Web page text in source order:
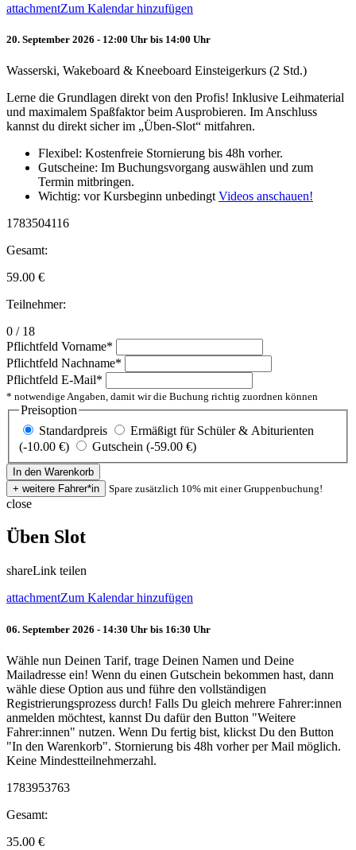
attachmentZum Kalendar hinzufügen
20. September 2026 - 12:00 Uhr bis 14:00 Uhr
Wasserski, Wakeboard & Kneeboard Einsteigerkurs (2 Std.)
Lerne die Grundlagen direkt von den Profis! Inklusive Leihmaterial
und maximalem Spaßfaktor beim Ausprobieren. Im Anschluss
kannst du direkt sicher im „Üben-Slot“ mitfahren.
Flexibel: Kostenfreie Stornierung bis 48h vorher.
Gutscheine: Im Buchungsvorgang auswählen und zum
Termin mitbringen.
Wichtig: vor Kursbeginn unbedingt Videos anschauen!
1783504116
Gesamt:
59.00 €
Teilnehmer:
0 / 18
Pflichtfeld Vorname*
Pflichtfeld Nachname*
Pflichtfeld E-Mail*
* notwendige Angaben, damit wir die Buchung richtig zuordnen können
Preisoption
Standardpreis
Ermäßigt für Schüler & Abiturienten
(-10.00 €)
Gutschein (-59.00 €)
Spare zusätzlich 10% mit einer Gruppenbuchung!
close
Üben Slot
shareLink teilen
attachmentZum Kalendar hinzufügen
06. September 2026 - 14:30 Uhr bis 16:30 Uhr
Wähle nun Deinen Tarif, trage Deinen Namen und Deine
Mailadresse ein! Wenn du einen Gutschein bekommen hast, dann
wähle diese Option aus und führe den vollständigen
Registrierungsprozess durch! Falls Du gleich mehrere Fahrer:innen
anmelden möchtest, kannst Du dafür den Button "Weitere
Fahrer:innen" nutzen. Wenn Du fertig bist, klickst Du den Button
"In den Warenkorb". Stornierung bis 48h vorher per Mail möglich.
Keine Mindestteilnehmerzahl.
1783953763
Gesamt:
35.00 €